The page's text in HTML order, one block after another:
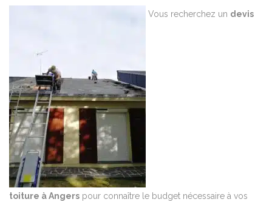
Vous recherchez un devis
toiture à Angers pour connaître le budget nécessaire à vos